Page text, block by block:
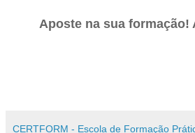
Aposte na sua formação!
CERTFORM - Escola de Formação